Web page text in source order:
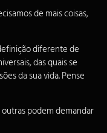
de mais coisas,
diferente de
das quais se
da sua vida. Pense
podem demandar